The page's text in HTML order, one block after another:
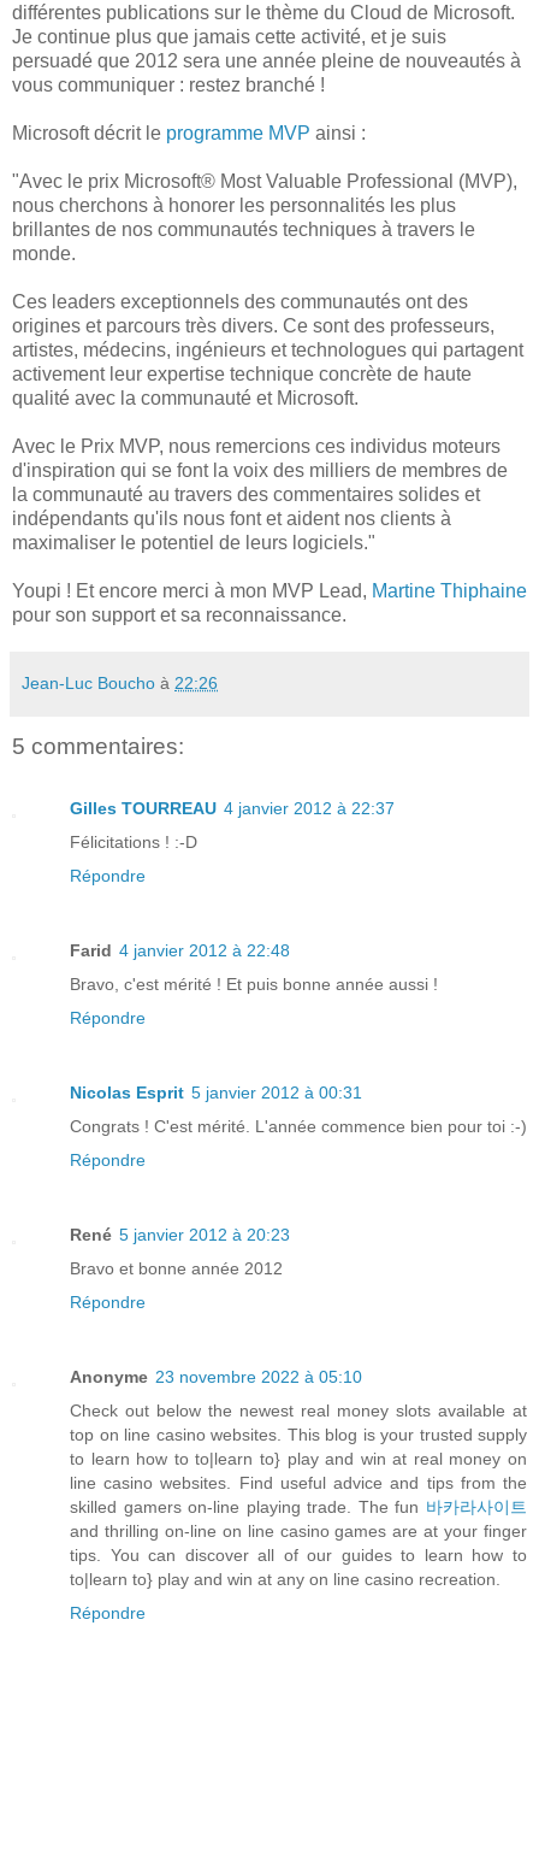
différentes publications sur le thème du Cloud de Microsoft.
Je continue plus que jamais cette activité, et je suis
persuadé que 2012 sera une année pleine de nouveautés à
vous communiquer : restez branché !
Microsoft décrit le programme MVP ainsi :
"Avec le prix Microsoft® Most Valuable Professional (MVP),
nous cherchons à honorer les personnalités les plus
brillantes de nos communautés techniques à travers le
monde.
Ces leaders exceptionnels des communautés ont des
origines et parcours très divers. Ce sont des professeurs,
artistes, médecins, ingénieurs et technologues qui partagent
activement leur expertise technique concrète de haute
qualité avec la communauté et Microsoft.
Avec le Prix MVP, nous remercions ces individus moteurs
d'inspiration qui se font la voix des milliers de membres de
la communauté au travers des commentaires solides et
indépendants qu'ils nous font et aident nos clients à
maximaliser le potentiel de leurs logiciels."
Youpi ! Et encore merci à mon MVP Lead, Martine Thiphaine
pour son support et sa reconnaissance.
Jean-Luc Boucho à 22:26
5 commentaires:
Gilles TOURREAU 4 janvier 2012 à 22:37
Félicitations ! :-D
Répondre
Farid 4 janvier 2012 à 22:48
Bravo, c'est mérité ! Et puis bonne année aussi !
Répondre
Nicolas Esprit 5 janvier 2012 à 00:31
Congrats ! C'est mérité. L'année commence bien pour toi :-)
Répondre
René 5 janvier 2012 à 20:23
Bravo et bonne année 2012
Répondre
Anonyme 23 novembre 2022 à 05:10
Check out below the newest real money slots available at
top on line casino websites. This blog is your trusted supply
to learn how to to|learn to} play and win at real money on
line casino websites. Find useful advice and tips from the
skilled gamers on-line playing trade. The fun 바카라사이트
and thrilling on-line on line casino games are at your finger
tips. You can discover all of our guides to learn how to
to|learn to} play and win at any on line casino recreation.
Répondre